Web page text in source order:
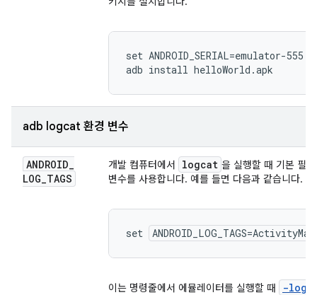
set ANDROID_SERIAL=emulator-555
adb logcat 환경 변수
ANDROID_
LOG_TAGS
개발 컴퓨터에서 logcat 을 실행할 때 기본 필
변수를 사용합니다. 예를 들면 다음과 같습니다.
set
이는 명령줄에서 에뮬레이터를 실행할 때 -